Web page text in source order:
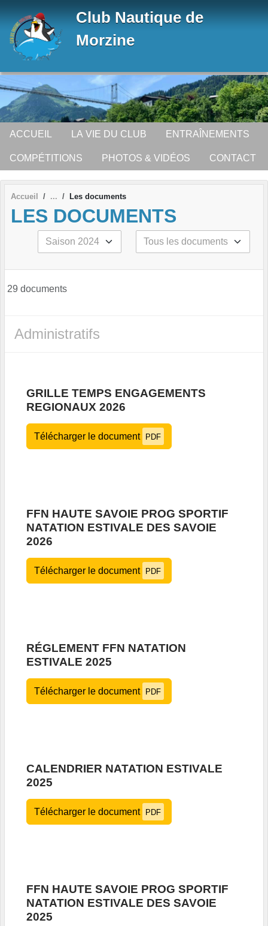
Club Nautique de
Morzine
ACCUEIL LA VIE DU CLUB ENTRAÎNEMENTS
COMPÉTITIONS PHOTOS & VIDÉOS CONTACT
Accueil Les documents
LES DOCUMENTS
29 documents
Administratifs
GRILLE TEMPS ENGAGEMENTS
REGIONAUX 2026
Télécharger le document PDF
FFN HAUTE SAVOIE PROG SPORTIF
NATATION ESTIVALE DES SAVOIE
2026
Télécharger le document PDF
RÉGLEMENT FFN NATATION
ESTIVALE 2025
Télécharger le document PDF
CALENDRIER NATATION ESTIVALE
2025
Télécharger le document PDF
FFN HAUTE SAVOIE PROG SPORTIF
NATATION ESTIVALE DES SAVOIE
2025